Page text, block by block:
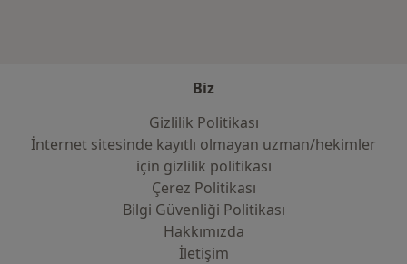
Biz
Gizlilik Politikası
İnternet sitesinde kayıtlı olmayan uzman/hekimler
i̇çin gizlilik politikası
Çerez Politikası
Bilgi Güvenliği Politikası
Hakkımızda
İletişim